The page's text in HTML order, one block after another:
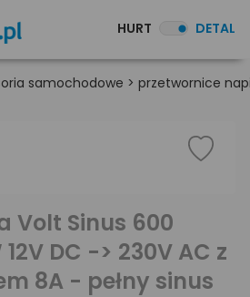
HURT DETAL
samochodowe > przetwornice
Volt Sinus 600
DC -> 230V AC z
8A - pełny sinus